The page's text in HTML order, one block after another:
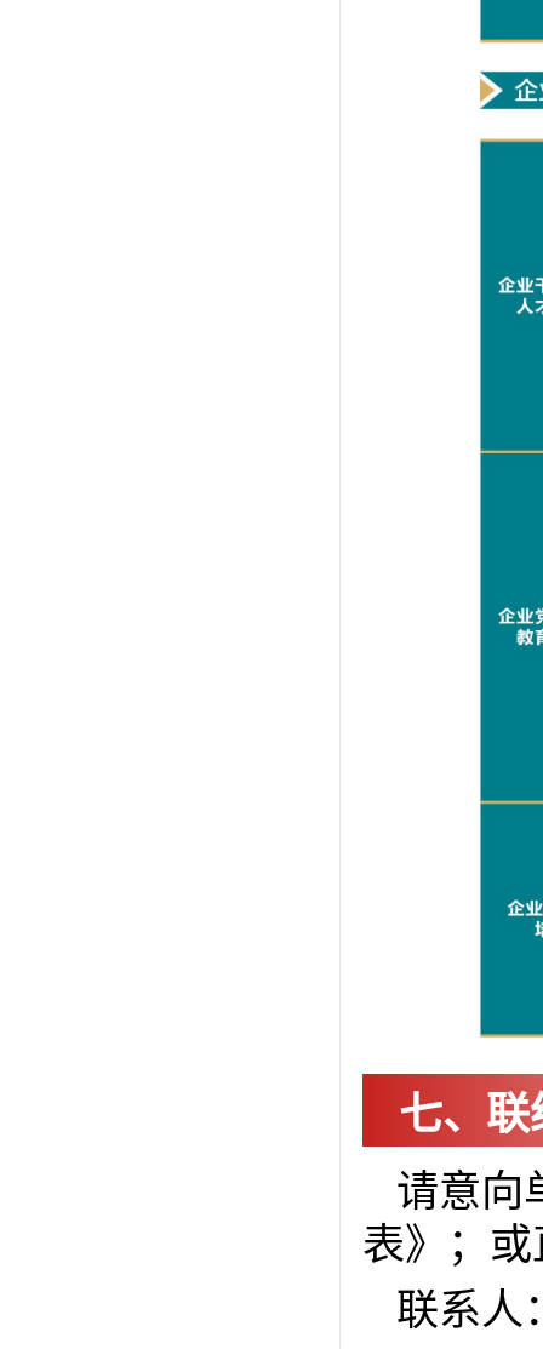
七、联
请意向
表》；
联系人